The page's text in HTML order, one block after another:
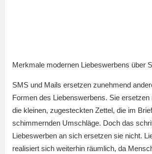
Merkmale modernen Liebeswerbens über
SMS und Mails ersetzen zunehmend
Formen des Liebenswerbens. Sie
die kleinen, zugesteckten Zettel, die im
schimmernden Umschläge. Doch das
Liebeswerben an sich ersetzen sie nicht.
realisiert sich weiterhin räumlich, da